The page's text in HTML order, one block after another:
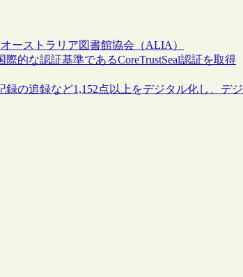
オーストラリア図書館協会（ALIA）
的な認証基準であるCoreTrustSeal認証を取得
の追録など1,152点以上をデジタル化し、デジ